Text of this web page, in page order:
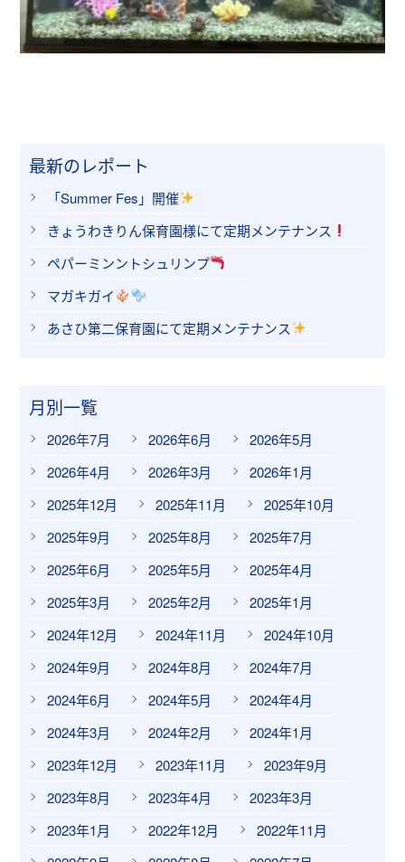
最新のレポート
「Summer Fes」開催
きょうわきりん保育園様にて定期メンテナンス
ペパーミンントシュリンプ
マガキガイ
あさひ第二保育園にて定期メンテナンス
月別一覧
2026年7月 2026年6月
2026年5月
2026年4月
2026年3月
2026年1月
2025年12月
2025年11月
2025年10月
2025年9月
2025年8月
2025年7月
2025年6月
2025年5月
2025年4月
2025年3月
2025年2月
2025年1月
2024年12月
2024年11月
2024年10月
2024年9月
2024年8月
2024年7月
2024年6月
2024年5月
2024年4月
2024年3月
2024年2月
2024年1月
2023年12月
2023年11月
2023年9月
2023年8月
2023年4月
2023年3月
2023年1月
2022年12月
2022年11月